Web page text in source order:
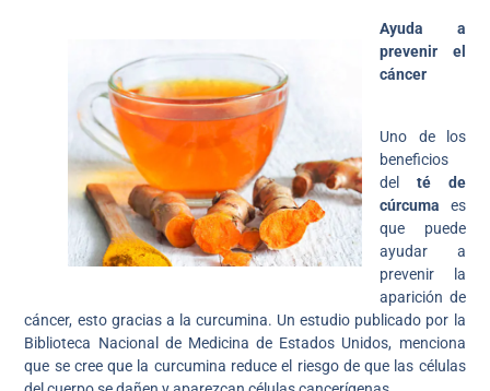
Ayuda a
prevenir el
cáncer
Uno de los
beneficios
del té de
cúrcuma es
que puede
ayudar a
prevenir la
aparición de
cáncer, esto gracias a la curcumina. Un estudio publicado por la
Biblioteca Nacional de Medicina de Estados Unidos, menciona
que se cree que la curcumina reduce el riesgo de que las células